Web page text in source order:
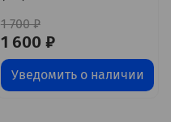
1 700 ₽
1 600 ₽
Уведомить о наличии